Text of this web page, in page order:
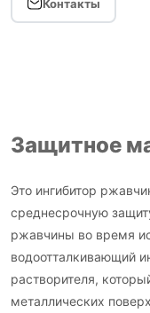
Контакты
Защитное
Это ингибитор
среднесрочную
ржавчины во время
водоотталкивающий
растворителя,
металлических